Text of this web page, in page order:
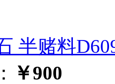
半赌料
￥900